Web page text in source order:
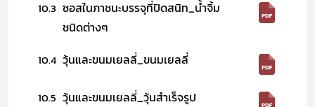
10.3 ซอสในภาชนะบรรจุที่ปิดสนิท_น้ำจิ้ม
ชนิดต่างๆ
10.4 วุ้นและขนมเยลลี่_ขนมเยลลี่
10.5 วุ้นและขนมเยลลี่_วุ้นสำเร็จรูป